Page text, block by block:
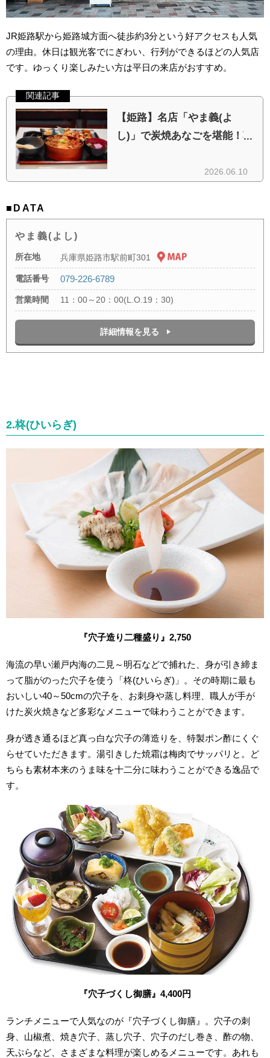
JR姫路駅から姫路城方面へ徒歩約3分という好アクセスも人気
の理由。休日は観光客でにぎわい、行列ができるほどの人気店
です。ゆっくり楽しみたい方は平日の来店がおすすめ。
■DATA
やま義(よし)
所在地 兵庫県姫路市駅前町301
電話番号 079-226-6789
営業時間 11：00～20：00(L.O.19：30)
詳細情報を見る
2.柊(ひいらぎ)
『穴子造り二種盛り』2,750
海流の早い瀬戸内海の二見～明石などで捕れた、身が引き締ま
って脂がのった穴子を使う「柊(ひいらぎ)」。その時期に最も
おいしい40～50cmの穴子を、お刺身や蒸し料理、職人が手が
けた炭火焼きなど多彩なメニューで味わうことができます。
身が透き通るほど真っ白な穴子の薄造りを、特製ポン酢にくぐ
らせていただきます。湯引きした焼霜は梅肉でサッパリと。ど
ちらも素材本来のうま味を十二分に味わうことができる逸品で
す。
『穴子づくし御膳』4,400円
ランチメニューで人気なのが『穴子づくし御膳』。穴子の刺
身、山椒煮、焼き穴子、蒸し穴子、穴子のだし巻き、酢の物、
天ぷらなど、さまざまな料理が楽しめるメニューです。あれも